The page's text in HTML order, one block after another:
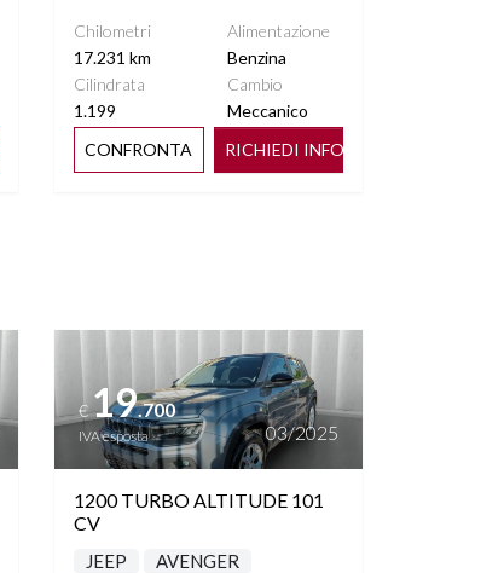
Chilometri
17.231 km
Alimentazione
Benzina
Cilindrata
1.199
Cambio
Meccanico
CONFRONTA
RICHIEDI INFO
Vedi dettagli
€19.700
IVA esposta 03/2025
1200 TURBO ALTITUDE 101
CV
JEEP AVENGER